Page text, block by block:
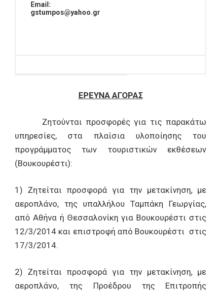
Email :
gstumpos@yahoo.gr
ΕΡΕΥΝΑ ΑΓΟΡΑΣ
Ζητούνται προσφορές για τις παρακάτω
υπηρεσίες, στα πλαίσια υλοποίησης του
προγράμματος των τουριστικών εκθέσεων
(Βουκουρέστι):
1) Ζητείται προσφορά για την μετακίνηση, με
αεροπλάνο, της υπαλλήλου Ταμπάκη Γεωργίας,
από Αθήνα ή Θεσσαλονίκη για Βουκουρέστι στις
12/3/2014 και επιστροφή από Βουκουρέστι στις
17/3/2014.
2) Ζητείται προσφορά για την μετακίνηση, με
αεροπλάνο, της Προέδρου της Επιτροπής